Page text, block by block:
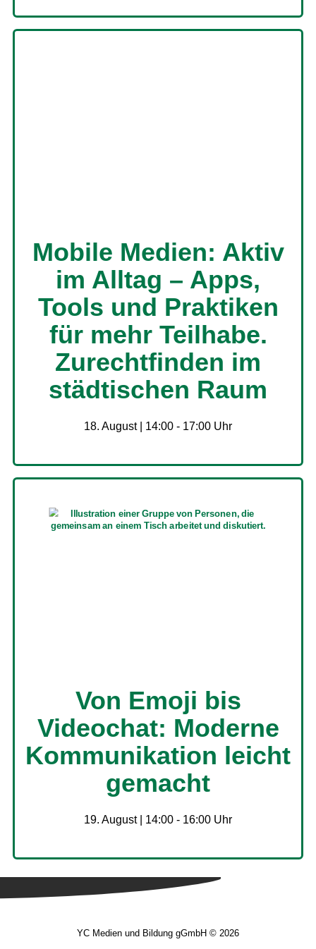
Mobile Medien: Aktiv
im Alltag – Apps,
Tools und Praktiken
für mehr Teilhabe.
Zurechtfinden im
städtischen Raum
18. August | 14:00 - 17:00
Von Emoji bis
Videochat: Moderne
Kommunikation leicht
gemacht
19. August | 14:00 - 16:00
YC Medien und Bildung gGmbH © 2026